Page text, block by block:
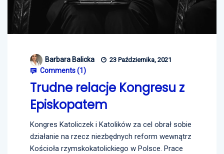
Barbara Balicka 23 Października, 2021
Comments (1 )
Trudne relacje Kongresu z
Episkopatem
Kongres Katoliczek i Katolików za cel obrał sobie
działanie na rzecz niezbędnych reform wewnątrz
Kościoła rzymskokatolickiego w Polsce. Prace